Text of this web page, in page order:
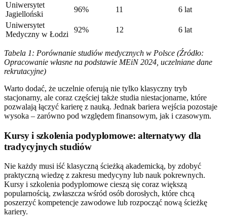
Uniwersytet
Jagielloński
96% 11
6 lat
Uniwersytet
Medyczny w Łodzi
92% 12 6 lat
Tabela 1: Porównanie studiów medycznych w Polsce (Źródło:
Opracowanie własne na podstawie MEiN 2024, uczelniane dane
rekrutacyjne)
Warto dodać, że uczelnie oferują nie tylko klasyczny tryb
stacjonarny, ale coraz częściej także studia niestacjonarne, które
pozwalają łączyć karierę z nauką. Jednak bariera wejścia pozostaje
wysoka – zarówno pod względem finansowym, jak i czasowym.
Kursy i szkolenia podyplomowe: alternatywy dla
tradycyjnych studiów
Nie każdy musi iść klasyczną ścieżką akademicką, by zdobyć
praktyczną wiedzę z zakresu medycyny lub nauk pokrewnych.
Kursy i szkolenia podyplomowe cieszą się coraz większą
popularnością, zwłaszcza wśród osób dorosłych, które chcą
poszerzyć kompetencje zawodowe lub rozpocząć nową ścieżkę
kariery.